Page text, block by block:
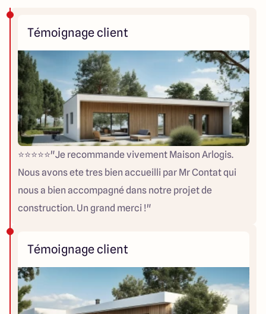
Témoignage client
⭐️⭐️⭐️⭐️⭐️"Je recommande vivement Maison Arlogis.
Nous avons ete tres bien accueilli par Mr Contat qui
nous a bien accompagné dans notre projet de
construction. Un grand merci !"
Témoignage client